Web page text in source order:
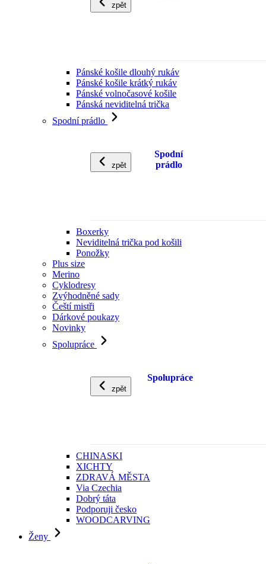
zpět
Pánské košile dlouhý rukáv
Pánské košile krátký rukáv
Pánské volnočasové košile
Pánská neviditelná trička
Spodní prádlo
zpět
Spodní
prádlo
Boxerky
Neviditelná trička pod košili
Ponožky
Plus size
Merino
Cyklodresy
Zvýhodněné sady
Čeští mistři
Dárkové poukazy
Novinky
Spolupráce
zpět
Spolupráce
CHINASKI
XICHTY
ZDRAVÁ MĚSTA
Via Czechia
Dobrý táta
Podporuji česko
WOODCARVING
Ženy